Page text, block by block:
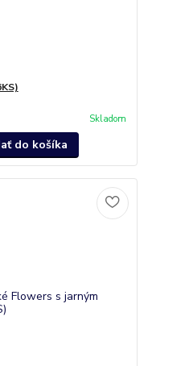
Skladom
do košíka